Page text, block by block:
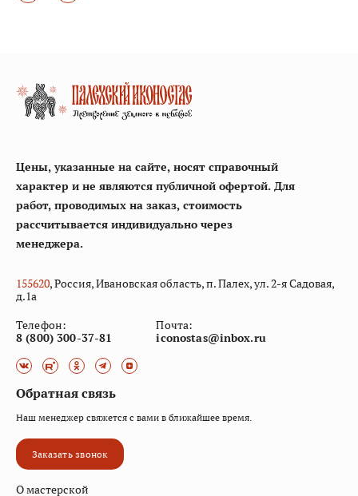
Цены, указанные на сайте, носят справочный
характер и не являются публичной офертой. Для
работ, проводимых на заказ, стоимость
рассчитывается индивидуально через
менеджера.
155620, Россия, Ивановская область, п. Палех, ул. 2-я Садовая,
д.1а
Телефон:
8 (800) 300-37-81
Почта:
iconostas@inbox.ru
О мастерской
Обратная связь
Наш менеджер свяжется с вами в ближайшее время.
Заказать звонок